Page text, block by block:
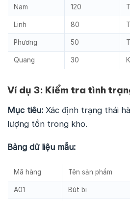
Nam 120
Linh 80
Phương 50
Quang 30
Ví dụ 3: Kiểm tra tình
Mục tiêu: Xác định trạng thái
lượng tồn trong kho.
Bảng dữ liệu mẫu:
Mã hàng Tên sản phẩm
A01 Bút bi